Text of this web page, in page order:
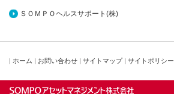
ＳＯＭＰＯヘルスサポート(株)
ホーム お問い合わせ サイトマップ サイトポリシー